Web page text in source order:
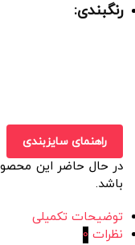
رنگبندی:
راهنمای سایزبندی
در حال حاضر این
باشد.
توضیحات تکمیلی
نظرات 0